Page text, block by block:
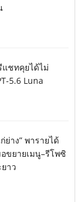
แชทคุยได้ไม่
5.6 Luna
ย่าง” พารายได้
ขยายเมนู–รีโพซิ
าว